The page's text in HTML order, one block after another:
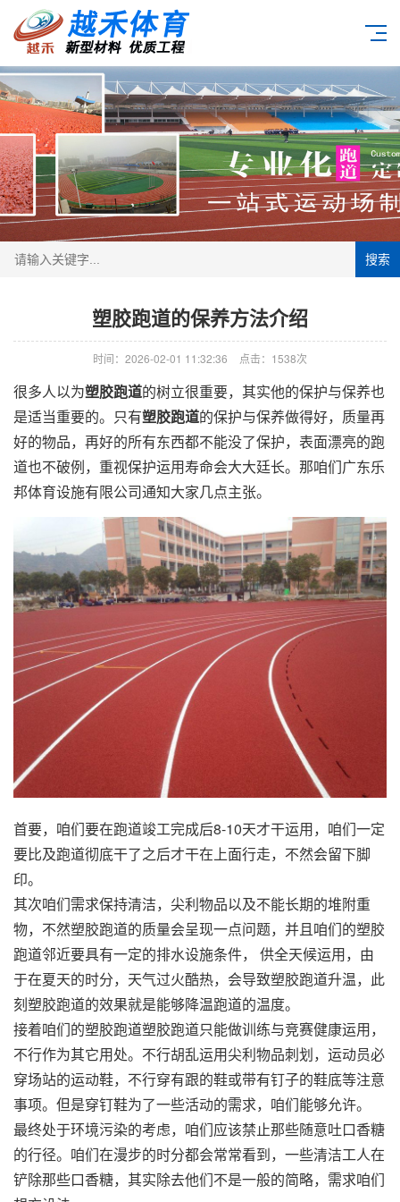
搜索
塑胶跑道的保养方法介绍
时间：2026-02-01 11:32:36 点击：1538次
很多人以为塑胶跑道的树立很重要，其实他的保护与保养也
是适当重要的。只有塑胶跑道的保护与保养做得好，质量再
好的物品，再好的所有东西都不能没了保护，表面漂亮的跑
道也不破例，重视保护运用寿命会大大廷长。那咱们广东乐
邦体育设施有限公司通知大家几点主张。
首要，咱们要在跑道竣工完成后8-10天才干运用，咱们一定
要比及跑道彻底干了之后才干在上面行走，不然会留下脚
印。
其次咱们需求保持清洁，尖利物品以及不能长期的堆附重
物，不然塑胶跑道的质量会呈现一点问题，并且咱们的塑胶
跑道邻近要具有一定的排水设施条件， 供全天候运用，由
于在夏天的时分，天气过火酷热，会导致塑胶跑道升温，此
刻塑胶跑道的效果就是能够降温跑道的温度。
接着咱们的塑胶跑道塑胶跑道只能做训练与竞赛健康运用，
不行作为其它用处。不行胡乱运用尖利物品刺划，运动员必
穿场站的运动鞋，不行穿有跟的鞋或带有钉子的鞋底等注意
事项。但是穿钉鞋为了一些活动的需求，咱们能够允许。
最终处于环境污染的考虑，咱们应该禁止那些随意吐口香糖
的行径。咱们在漫步的时分都会常常看到，一些清洁工人在
铲除那些口香糖，其实除去他们不是一般的简略，需求咱们